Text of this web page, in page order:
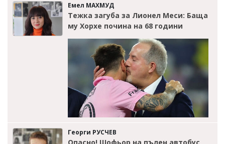
Емел МАХМУД
Тежка загуба за Лионел Меси: Баща
му Хорхе почина на 68 години
Георги РУСЧЕВ